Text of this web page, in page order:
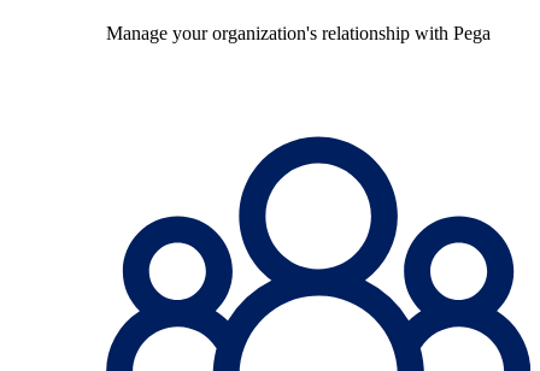
Manage your organization's relationship with Pega